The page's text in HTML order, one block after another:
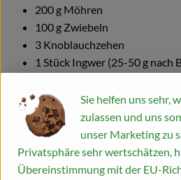
200 g Möhren
100 g Zwiebeln
3 Knoblauchzehen
1 Stück Ingwer (25-50 g nach
1 Prise Chilipulver
400 g Saftorangen
1 Zitrone
½ Bund Petersilie
400 ml Kokosmilch
Sie helfen uns sehr,
zulassen und uns
unser Marketing zu
Privatsphäre sehr wertschätzen,
Übereinstimmung mit der EU-